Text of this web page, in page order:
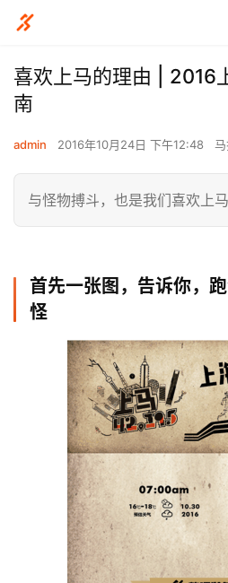
喜欢上马的理由 | 2016
南
admin 2016年10月24日 下午12:48
与怪物搏斗，也是我们喜欢上
首先一张图，告诉你，
怪